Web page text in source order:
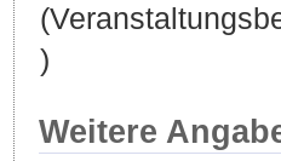
)
Weitere